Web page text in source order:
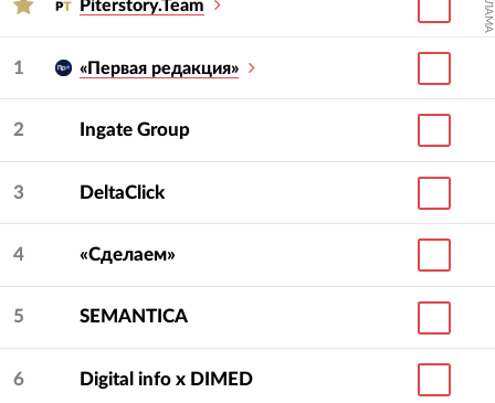
Piterstory.Team
1 «Первая редакция»
2 Ingate Group
3 DeltaClick
4 «Сделаем»
5 SEMANTICA
6 Digital info x DIMED